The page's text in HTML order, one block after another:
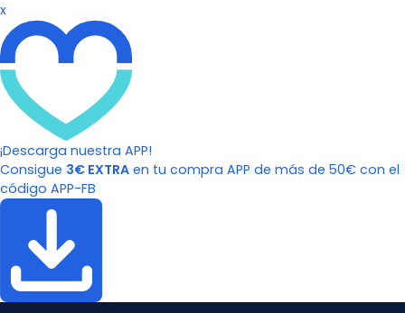
x
¡Descarga nuestra APP!
Consigue 3€ EXTRA en tu compra APP de más de 50€ con el
código APP-FB